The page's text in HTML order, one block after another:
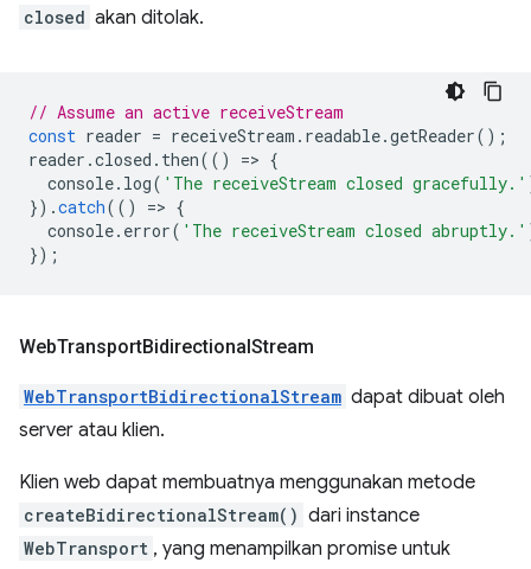
closed akan ditolak.
// Assume an active receiveStream
const reader = receiveStream . readable.getReader();
reader .closed . then(() => {
console. log( 'The receiveStream closed gracefully.'
}).catch(() => {
console. error( 'The receiveStream closed abruptly.'
});
WebTransportBidirectionalStream
WebTransportBidirectionalStream dapat dibuat oleh
server atau klien.
Klien web dapat membuatnya menggunakan metode
createBidirectionalStream() dari instance
WebTransport , yang menampilkan promise untuk